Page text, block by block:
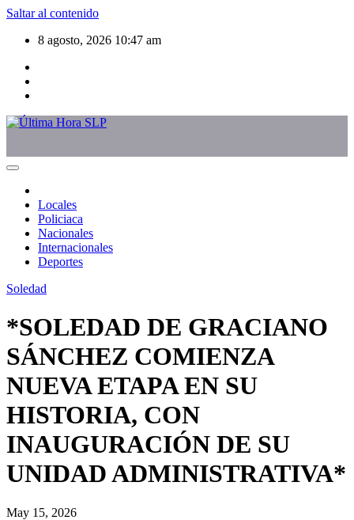
Saltar al contenido
8 agosto, 2026 10:47 am
Locales
Policiaca
Nacionales
Internacionales
Deportes
Soledad
*SOLEDAD DE GRACIANO
SÁNCHEZ COMIENZA
NUEVA ETAPA EN SU
HISTORIA, CON
INAUGURACIÓN DE SU
UNIDAD ADMINISTRATIVA*
May 15, 2026